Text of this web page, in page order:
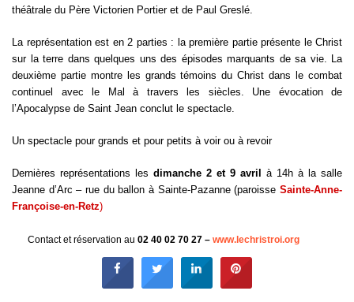
théâtrale du Père Victorien Portier et de Paul Greslé.
La représentation est en 2 parties : la première partie présente le Christ
sur la terre dans quelques uns des épisodes marquants de sa vie. La
deuxième partie montre les grands témoins du Christ dans le combat
continuel avec le Mal à travers les siècles. Une évocation de
l’Apocalypse de Saint Jean conclut le spectacle.
Un spectacle pour grands et pour petits à voir ou à revoir
Dernières représentations les dimanche 2 et 9 avril à 14h à la salle
Jeanne d’Arc – rue du ballon à Sainte-Pazanne (paroisse Sainte-Anne-
Françoise-en-Retz)
Contact et réservation au 02 40 02 70 27 – www.lechristroi.org